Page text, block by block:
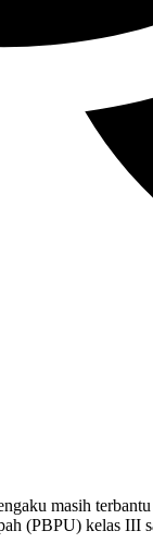
masih
(PBPU) kelas